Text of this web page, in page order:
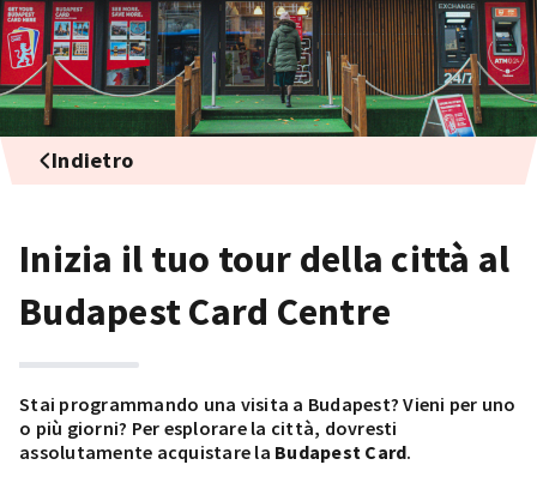
Indietro
Inizia il tuo tour della città al
Budapest Card Centre
Stai programmando una visita a Budapest? Vieni per uno
o più giorni? Per esplorare la città, dovresti
assolutamente acquistare la Budapest Card.